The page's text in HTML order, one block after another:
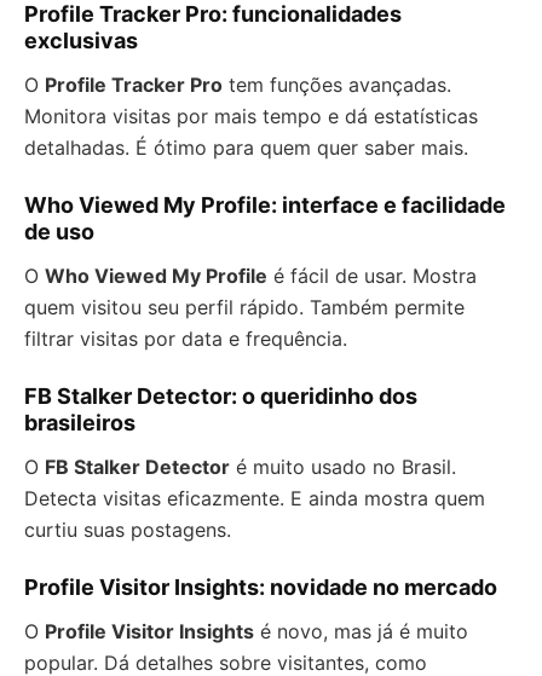
Profile Tracker Pro: funcionalidades
exclusivas
O Profile Tracker Pro tem funções avançadas.
Monitora visitas por mais tempo e dá estatísticas
detalhadas. É ótimo para quem quer saber mais.
Who Viewed My Profile: interface e facilidade
de uso
O Who Viewed My Profile é fácil de usar. Mostra
quem visitou seu perfil rápido. Também permite
filtrar visitas por data e frequência.
FB Stalker Detector: o queridinho dos
brasileiros
O FB Stalker Detector é muito usado no Brasil.
Detecta visitas eficazmente. E ainda mostra quem
curtiu suas postagens.
Profile Visitor Insights: novidade no mercado
O Profile Visitor Insights é novo, mas já é muito
popular. Dá detalhes sobre visitantes, como